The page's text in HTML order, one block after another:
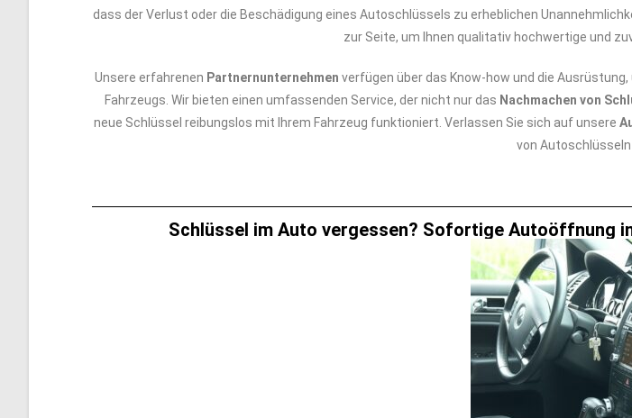
dass der Verlust oder die Beschädigung eines Autoschlüssels zu erheblichen
zur Seite, um Ihnen qualitativ hochwertige und
Unsere erfahrenen Partnernunternehmen verfügen über das Know-how und die
Fahrzeugs. Wir bieten einen umfassenden Service, der nicht nur das Nachmachen von
neue Schlüssel reibungslos mit Ihrem Fahrzeug funktioniert. Verlassen Sie sich auf unsere
von Autoschlüsseln
Schlüssel im Auto vergessen? Sofortige Autoöffnung